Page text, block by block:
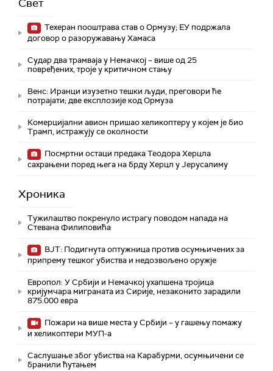
Свет
Техеран пооштрава став о Ормузу; ЕУ подржала
договор о разоружавању Хамаса
Судар два трамваја у Немачкој – више од 25
повређених, троје у критичном стању
Венс: Иранци изузетно тешки људи, преговори ће
потрајати; две експлозије код Ормуза
Комерцијални авион пришао хеликоптеру у којем је био
Трамп, истражују се околности
Посмртни остаци предака Теодора Херцла
сахрањени поред њега на брду Херцл у Јерусалиму
Хроника
Тужилаштво покренуло истрагу поводом напада на
Стевана Филиповића
ВЈТ: Подигнута оптужница против осумњичених за
припрему тешког убиства и недозвољено оружје
Европол: У Србији и Немачкој ухапшена тројица
кријумчара миграната из Сирије, незаконито зарадили
875.000 евра
Пожари на више места у Србији – у гашењу помажу
и хеликоптери МУП-а
Саслушање због убиства на Карабурми, осумњичени се
бранили ћутањем